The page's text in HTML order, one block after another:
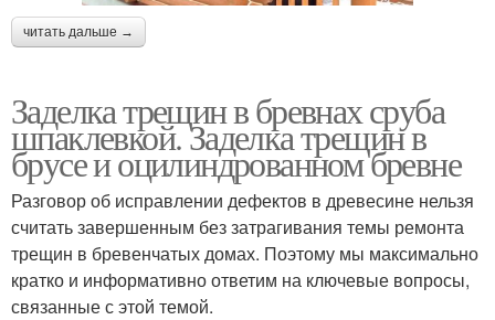
читать дальше →
Заделка трещин в бревнах сруба
шпаклевкой. Заделка трещин в
брусе и оцилиндрованном бревне
Разговор об исправлении дефектов в древесине нельзя
считать завершенным без затрагивания темы ремонта
трещин в бревенчатых домах. Поэтому мы максимально
кратко и информативно ответим на ключевые вопросы,
связанные с этой темой.